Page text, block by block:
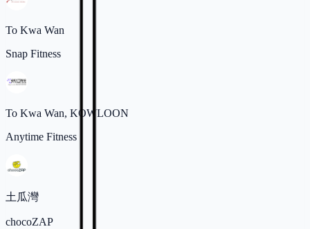
To Kwa Wan
Snap Fitness
To Kwa Wan, KOWLOON
Anytime Fitness
土瓜灣
chocoZAP